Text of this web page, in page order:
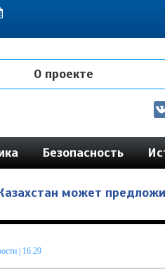
на постсоветском пространстве
О проекте
Безопасность
может
| 16.29